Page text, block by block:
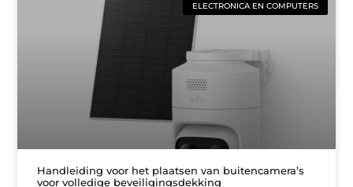
ELECTRONICA EN COMPUTERS
Handleiding voor het plaatsen van buitencamera’s
voor volledige beveiligingsdekking